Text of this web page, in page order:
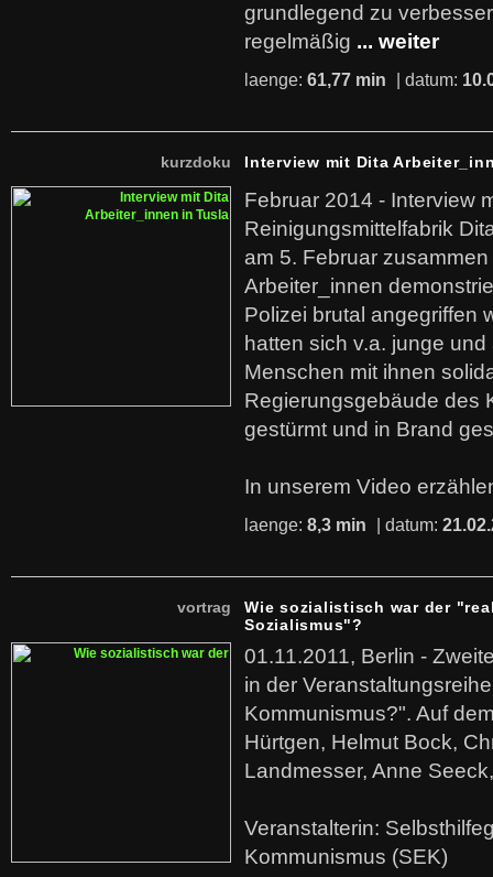
grundlegend zu
regelmäßig ... weiter
laenge: 61,77 min | datum:
kurzdoku Interview mit Dita
Februar 2014 - Interview
Reinigungsmittelfabrik
am 5. Februar
Arbeiter_innen
Polizei brutal angegriffen
hatten sich v.a. junge
Menschen mit ihnen
Regierungsgebäude des
gestürmt und in Brand
In unserem Video
laenge: 8,3 min | datum:
vortrag
Wie sozialistisch war der
Sozialismus"?
01.11.2011, Berlin -
in der
Kommunismus?". Auf
Hürtgen, Helmut Bock,
Landmesser, Anne
Veranstalterin:
Kommunismus (SEK)